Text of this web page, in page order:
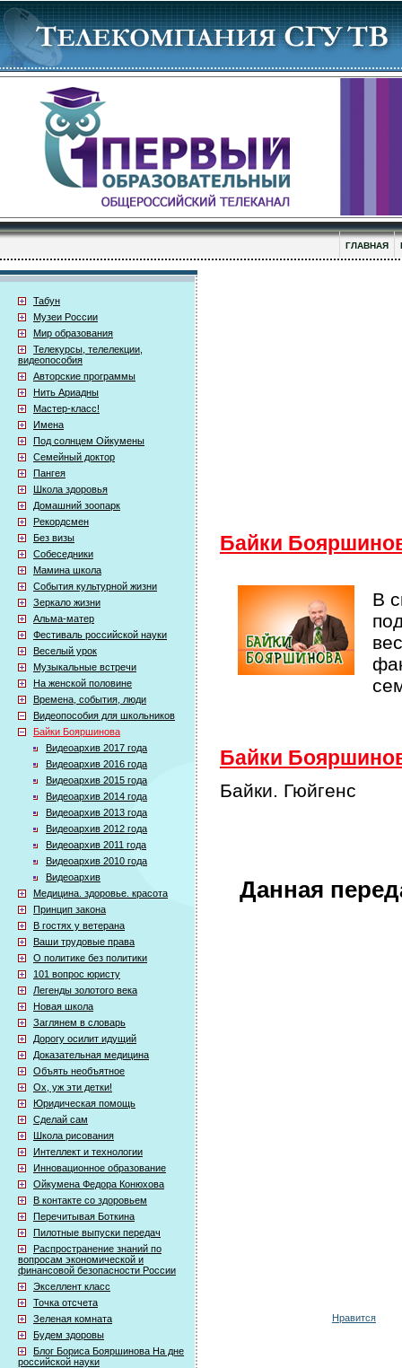
ГЛАВНАЯ
Табун
Музеи России
Мир образования
Телекурсы, телелекции,
видеопособия
Авторские программы
Нить Ариадны
Мастер-класс!
Имена
Под солнцем Ойкумены
Семейный доктор
Пангея
Школа здоровья
Домашний зоопарк
Рекордсмен
Без визы
Собеседники
Мамина школа
События культурной жизни
Зеркало жизни
Альма-матер
Фестиваль российской науки
Веселый урок
Музыкальные встречи
На женской половине
Времена, события, люди
Видеопособия для школьников
Байки Бояршинова
Видеоархив 2017 года
Видеоархив 2016 года
Видеоархив 2015 года
Видеоархив 2014 года
Видеоархив 2013 года
Видеоархив 2012 года
Видеоархив 2011 года
Видеоархив 2010 года
Видеоархив
Медицина. здоровье. красота
Принцип закона
В гостях у ветерана
Ваши трудовые права
О политике без политики
101 вопрос юристу
Легенды золотого века
Новая школа
Заглянем в словарь
Дорогу осилит идущий
Доказательная медицина
Объять необъятное
Ох, уж эти детки!
Юридическая помощь
Сделай сам
Школа рисования
Интеллект и технологии
Инновационное образование
Ойкумена Федора Конюхова
В контакте со здоровьем
Перечитывая Боткина
Пилотные выпуски передач
Распространение знаний по
вопросам экономической и
финансовой безопасности России
Экселлент класс
Точка отсчета
Зеленая комната
Будем здоровы
Блог Бориса Бояршинова На дне
российской науки
Байки
В
Байки
Байки. Гюйгенс
Данная
Нравится